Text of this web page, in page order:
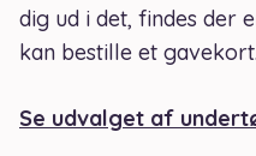
dig ud i det, findes der
kan bestille et gavekort.
Se udvalget af